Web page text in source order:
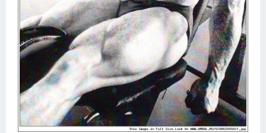
Конькобежный спорт
Тренажеры
Интерьер квартиры